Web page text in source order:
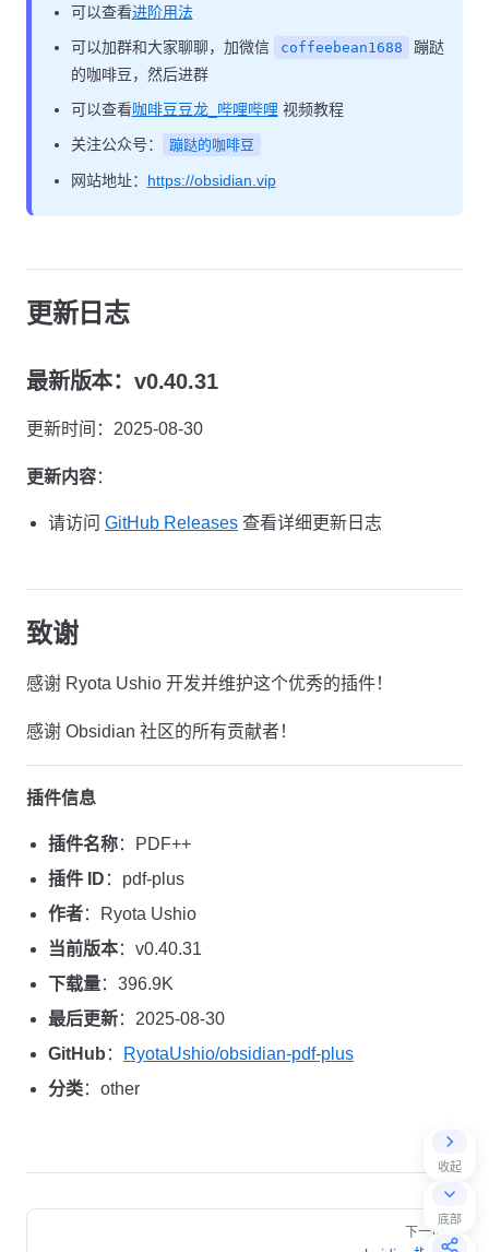
收起
底部
可以查看进阶用法
可以加群和大家聊聊，加微信
coffeebean1688
蹦跶
的咖啡豆，然后进群
可以查看咖啡豆豆龙_哔哩哔哩 视频教程
关注公众号：
蹦跶的咖啡豆
网站地址： https://obsidian.vip
更新日志
最新版本：v0.40.31
更新时间：2025-08-30
更新内容：
请访问 GitHub Releases 查看详细更新日志
致谢
感谢 Ryota Ushio 开发并维护这个优秀的插件！
感谢 Obsidian 社区的所有贡献者！
插件信息
插件名称：PDF++
插件 ID ：pdf-plus
作者：Ryota Ushio
当前版本：v0.40.31
下载量：396.9K
最后更新：2025-08-30
GitHub ：
RyotaUshio/obsidian-pdf-plus
分类：other
Pager
下一页